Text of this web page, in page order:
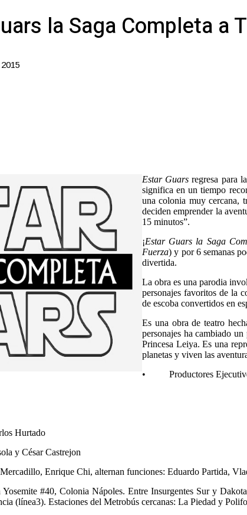
la Saga Completa a
Estar Guars regresa para
significa en un tiempo
una colonia muy cercana,
deciden emprender la
15 minutos”.
¡Estar Guars la Saga
Fuerza) y por 6 semanas
divertida.
La obra es una parodia
personajes favoritos de la
de escoba convertidos en
Es una obra de teatro
personajes ha cambiado
Princesa Leiya. Es una
planetas y viven las
• Productores
Hurtado
y César Castrejon
Enrique Chi, alternan funciones: Eduardo Partida,
#40, Colonia Nápoles. Entre Insurgentes Sur y
(línea3). Estaciones del Metrobús cercanas: La Piedad y